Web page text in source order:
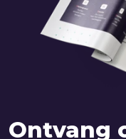
Ontvang